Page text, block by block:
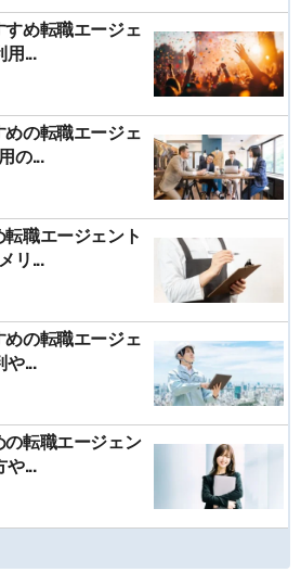
め転職エージェ
用...
の転職エージェ
の...
職エージェント
リ...
の転職エージェ
や...
転職エージェン
や...